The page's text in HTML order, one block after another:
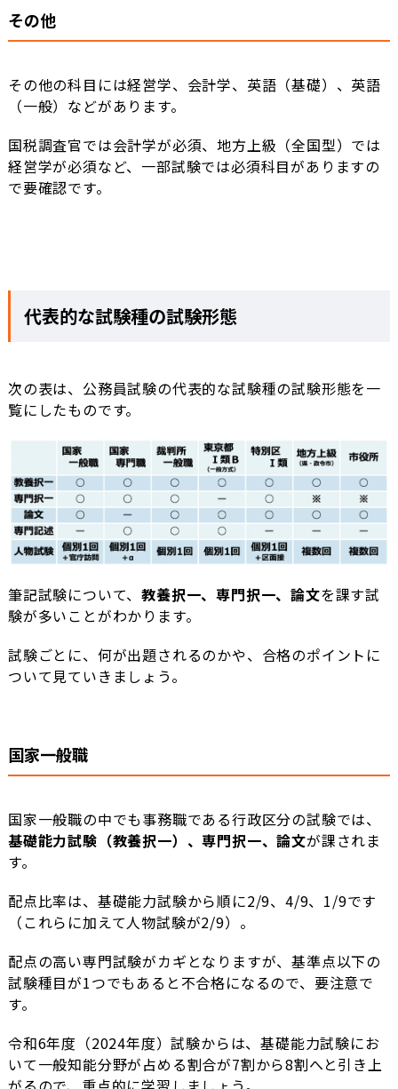
その他
その他の科目には経営学、会計学、英語（基礎）、英語
（一般）などがあります。
国税調査官では会計学が必須、地方上級（全国型）では
経営学が必須など、一部試験では必須科目がありますの
で要確認です。
代表的な試験種の試験形態
次の表は、公務員試験の代表的な試験種の試験形態を一
覧にしたものです。
筆記試験について、教養択一、専門択一、論文を課す試
験が多いことがわかります。
試験ごとに、何が出題されるのかや、合格のポイントに
ついて見ていきましょう。
国家一般職
国家一般職の中でも事務職である行政区分の試験では、
基礎能力試験（教養択一）、専門択一、論文が課されま
す。
配点比率は、基礎能力試験から順に2/9、4/9、1/9です
（これらに加えて人物試験が2/9）。
配点の高い専門試験がカギとなりますが、基準点以下の
試験種目が1つでもあると不合格になるので、要注意で
す。
令和6年度（2024年度）試験からは、基礎能力試験にお
いて一般知能分野が占める割合が7割から8割へと引き上